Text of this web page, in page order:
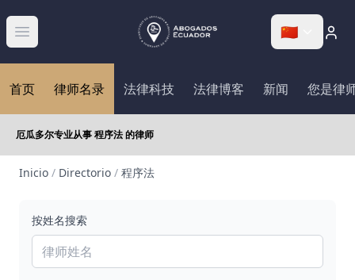
Abrir menú 🇨🇳
首页 律师名录 法律科技 法律博客 新闻 您是律
厄瓜多尔专业从事 程序法 的律师
Inicio / Directorio / 程序法
按姓名搜索